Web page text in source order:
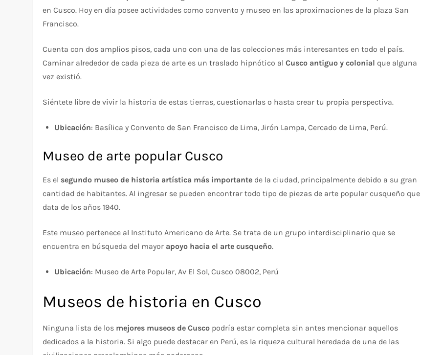
en Cusco. Hoy en día posee actividades como convento y museo en las aproximaciones de la plaza San
Francisco.
Cuenta con dos amplios pisos, cada uno con una de las colecciones más interesantes en todo el país.
Caminar alrededor de cada pieza de arte es un traslado hipnótico alCusco antiguo y colonial que alguna
vez existió.
Siéntete libre de vivir la historia de estas tierras, cuestionarlas o hasta crear tu propia perspectiva.
Ubicación: Basílica y Convento de San Francisco de Lima, Jirón Lampa, Cercado de Lima, Perú.
Museo de arte popular Cusco
Es el segundo museo de historia artística más importante de la ciudad, principalmente debido a su gran
cantidad de habitantes. Al ingresar se pueden encontrar todo tipo de piezas de arte popular cusqueño que
data de los años 1940.
Este museo pertenece al Instituto Americano de Arte. Se trata de un grupo interdisciplinario que se
encuentra en búsqueda del mayor apoyo hacia el arte cusqueño.
Ubicación: Museo de Arte Popular, Av El Sol, Cusco 08002, Perú
Museos de historia en Cusco
Ninguna lista de los mejores museos de Cusco podría estar completa sin antes mencionar aquellos
dedicados a la historia. Si algo puede destacar en Perú, es la riqueza cultural heredada de una de las